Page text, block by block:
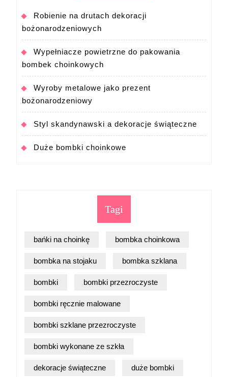
Robienie na drutach dekoracji
bożonarodzeniowych
Wypełniacze powietrzne do pakowania
bombek choinkowych
Wyroby metalowe jako prezent
bożonarodzeniowy
Styl skandynawski a dekoracje świąteczne
Duże bombki choinkowe
Tagi
bańki na choinkę bombka choinkowa
bombka na stojaku bombka szklana
bombki bombki przezroczyste
bombki ręcznie malowane
bombki szklane przezroczyste
bombki wykonane ze szkła
dekoracje świąteczne duże bombki